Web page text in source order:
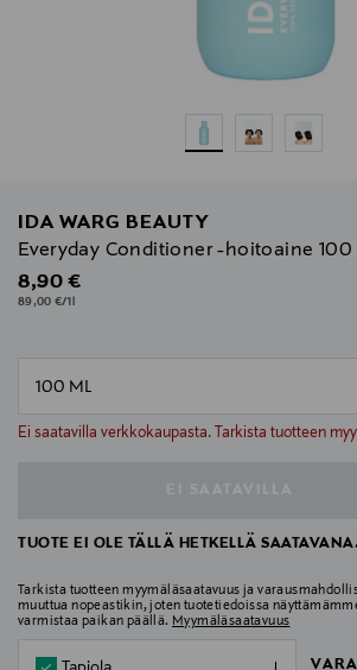
IDA WARG BEAUTY
Everyday Conditioner -hoitoaine 100
Original Price
8,90 €
89,00 €/1l
Ei saatavilla verkkokaupasta. Tarkista tuotteen
null
TUOTE EI OLE TÄLLÄ HETKELLÄ SAATAVANA.
Tarkista tuotteen myymäläsaatavuus ja
muuttua nopeastikin, joten tuotetiedoissa
varmistaa paikan päällä. Myymäläsaatavuus